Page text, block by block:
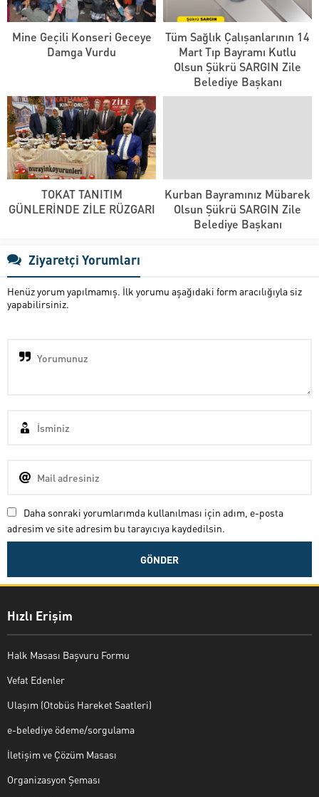
Mine Geçili Konseri Geceye
Damga Vurdu
Tüm Sağlık Çalışanlarının 14
Mart Tıp Bayramı Kutlu
Olsun Şükrü SARGIN Zile
Belediye Başkanı
TOKAT TANITIM
GÜNLERİNDE ZİLE RÜZGARI
Kurban Bayramınız Mübarek
Olsun Şükrü SARGIN Zile
Belediye Başkanı
Ziyaretçi Yorumları
Henüz yorum yapılmamış. İlk yorumu aşağıdaki form aracılığıyla siz
yapabilirsiniz.
Daha sonraki yorumlarımda kullanılması için adım, e-posta
adresim ve site adresim bu tarayıcıya kaydedilsin.
Hızlı Erişim
Halk Masası Başvuru Formu
Vefat Edenler
Ulaşım (Otobüs Hareket Saatleri)
e-belediye ödeme/sorgulama
İletişim ve Çözüm Masası
Organizasyon Şeması